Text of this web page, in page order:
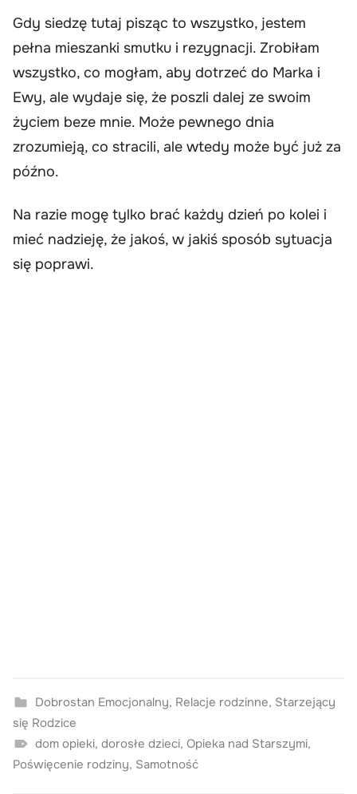
Gdy siedzę tutaj pisząc to wszystko, jestem
pełna mieszanki smutku i rezygnacji. Zrobiłam
wszystko, co mogłam, aby dotrzeć do Marka i
Ewy, ale wydaje się, że poszli dalej ze swoim
życiem beze mnie. Może pewnego dnia
zrozumieją, co stracili, ale wtedy może być już za
późno.
Na razie mogę tylko brać każdy dzień po kolei i
mieć nadzieję, że jakoś, w jakiś sposób sytuacja
się poprawi.
Dobrostan Emocjonalny, Relacje rodzinne, Starzejący
się Rodzice
dom opieki, dorosłe dzieci, Opieka nad Starszymi,
Poświęcenie rodziny, Samotność